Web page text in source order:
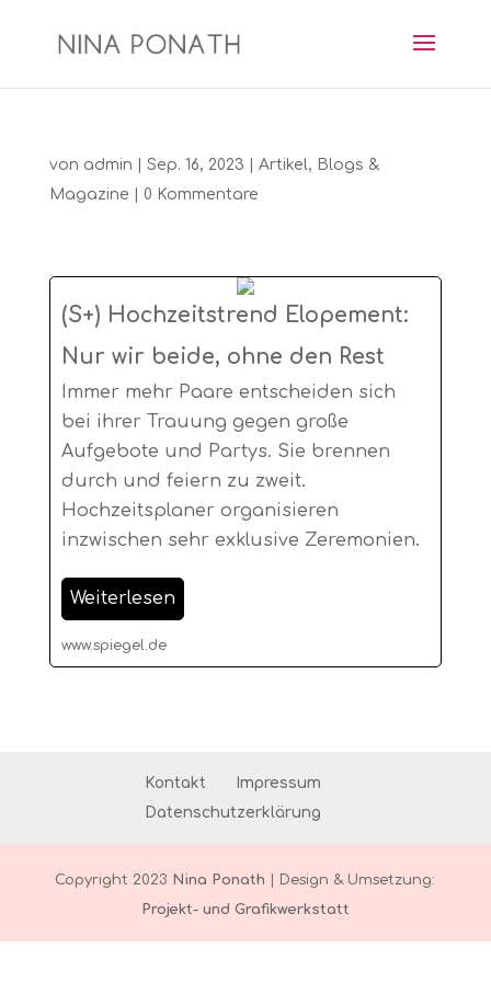
von admin Sep. 16, 2023 Artikel, Blogs &
Magazine
0 Kommentare
(S+) Hochzeitstrend Elopement:
Nur wir beide, ohne den Rest
Immer mehr Paare entscheiden sich
bei ihrer Trauung gegen große
Aufgebote und Partys. Sie brennen
durch und feiern zu zweit.
Hochzeitsplaner organisieren
inzwischen sehr exklusive Zeremonien.
Weiterlesen
www.spiegel.de
Kontakt
Impressum
Datenschutzerklärung
Copyright 2023 Nina Ponath
| Design & Umsetzung:
Projekt- und Grafikwerkstatt